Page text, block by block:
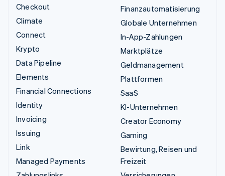
Checkout
Climate
Connect
Krypto
Data Pipeline
Elements
Financial Connections
Identity
Invoicing
Issuing
Link
Managed Payments
Finanzautomatisierung
Globale Unternehmen
In-App-Zahlungen
Marktplätze
Geldmanagement
Plattformen
SaaS
KI-Unternehmen
Creator Economy
Gaming
Bewirtung, Reisen und
Freizeit